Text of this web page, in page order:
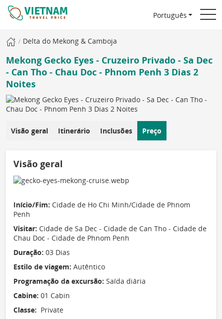
Português
Delta do Mekong & Camboja
Mekong Gecko Eyes - Cruzeiro Privado - Sa Dec
- Can Tho - Chau Doc - Phnom Penh 3 Dias 2
Noites
Visão geral Itinerário Inclusões Preço
Visão geral
Início/Fim: Cidade de Ho Chi Minh/Cidade de Phnom
Penh
Visitar: Cidade de Sa Dec - Cidade de Can Tho - Cidade de
Chau Doc - Cidade de Phnom Penh
Duração: 03 Dias
Estilo de viagem: Autêntico
Programação da excursão: Saída diária
Cabine: 01 Cabin
Classe: Private